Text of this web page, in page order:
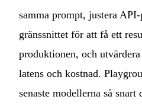
samma prompt, justera
gränssnittet för att få ett
produktionen, och
latens och kostnad.
senaste modellerna så snart